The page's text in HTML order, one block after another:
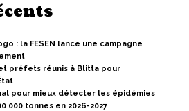
: la FESEN lance une campagne
préfets réunis à Blitta pour
pour mieux détecter les épidémies
000 tonnes en 2026-2027